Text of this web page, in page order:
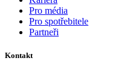
Pro média
Pro spotřebitele
Partneři
Kontakt